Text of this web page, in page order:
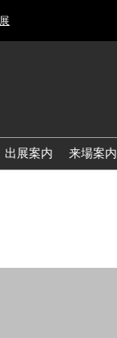
出展案内
来場案内